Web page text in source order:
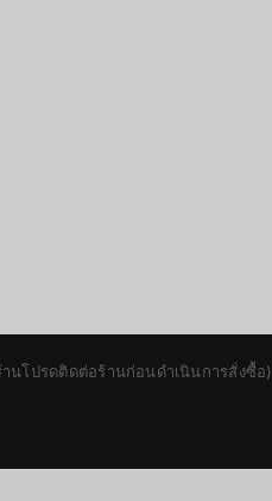
นโปรดติดต่อร้านก่อนดำเนินการสั่งซื้อ)